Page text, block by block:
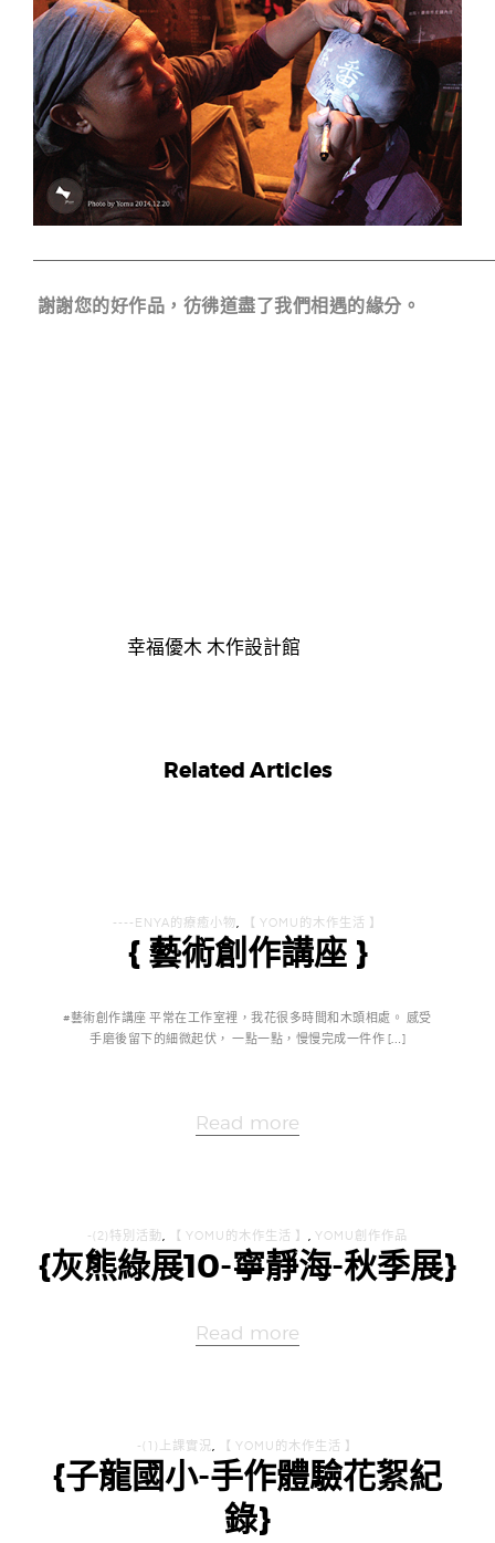
謝謝您的好作品，彷彿道盡了我們相遇的緣分。
幸福優木 木作設計館
Related Articles
----ENYA的療癒小物, 【 YOMU的木作生活 】
{ 藝術創作講座 }
#藝術創作講座 平常在工作室裡，我花很多時間和木頭相處。 感受
手磨後留下的細微起伏， 一點一點，慢慢完成一件作 […]
Read more
-(2)特別活動, 【 YOMU的木作生活 】 , YOMU創作作品
{灰熊綠展10-寧靜海-秋季展}
Read more
-(1)上課實況, 【 YOMU的木作生活 】
{子龍國小-手作體驗花絮紀
錄}